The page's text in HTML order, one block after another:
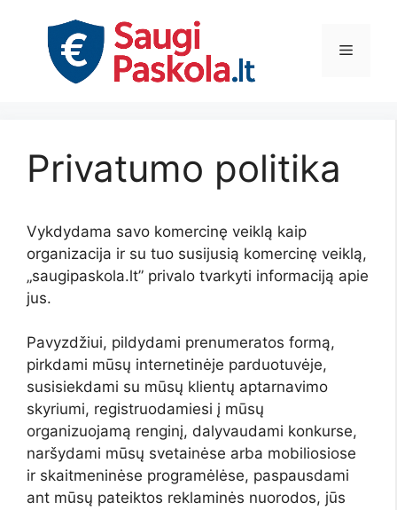
Meniu
Privatumo politika
Vykdydama savo komercinę veiklą kaip
organizacija ir su tuo susijusią komercinę veiklą,
„saugipaskola.lt” privalo tvarkyti informaciją apie
jus.
Pavyzdžiui, pildydami prenumeratos formą,
pirkdami mūsų internetinėje parduotuvėje,
susisiekdami su mūsų klientų aptarnavimo
skyriumi, registruodamiesi į mūsų
organizuojamą renginį, dalyvaudami konkurse,
naršydami mūsų svetainėse arba mobiliosiose
ir skaitmeninėse programėlėse, paspausdami
ant mūsų pateiktos reklaminės nuorodos, jūs